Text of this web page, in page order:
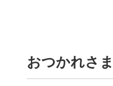
おつかれさ